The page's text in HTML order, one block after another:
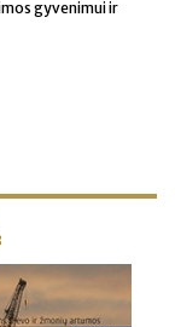
gyvenimui ir